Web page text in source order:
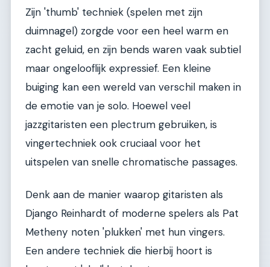
Zijn 'thumb' techniek (spelen met zijn
duimnagel) zorgde voor een heel warm en
zacht geluid, en zijn bends waren vaak subtiel
maar ongelooflijk expressief. Een kleine
buiging kan een wereld van verschil maken in
de emotie van je solo. Hoewel veel
jazzgitaristen een plectrum gebruiken, is
vingertechniek ook cruciaal voor het
uitspelen van snelle chromatische passages.
Denk aan de manier waarop gitaristen als
Django Reinhardt of moderne spelers als Pat
Metheny noten 'plukken' met hun vingers.
Een andere techniek die hierbij hoort is